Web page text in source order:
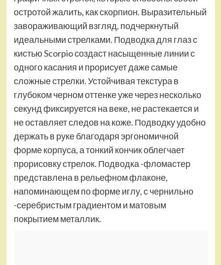
остротой жалить, как скорпион. Выразительный
завораживающий взгляд, подчеркнутый
идеальными стрелками. Подводка для глаз с
кистью Scorpio создаст насыщенные линии с
одного касания и прорисует даже самые
сложные стрелки. Устойчивая текстура в
глубоком черном оттенке уже через несколько
секунд фиксируется на веке, не растекается и
не оставляет следов на коже. Подводку удобно
держать в руке благодаря эргономичной
форме корпуса, а тонкий кончик облегчает
прорисовку стрелок. Подводка -фломастер
представлена в рельефном флаконе,
напоминающем по форме иглу, с чернильно
-серебристым градиентом и матовым
покрытием металлик.